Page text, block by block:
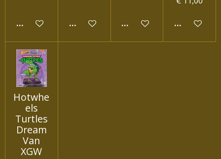
IN WINKELWAGENIN WINKELWAGENIN WINKELWAGEN
IN
Hotwhe
els
Turtles
Dream
Van
XGW